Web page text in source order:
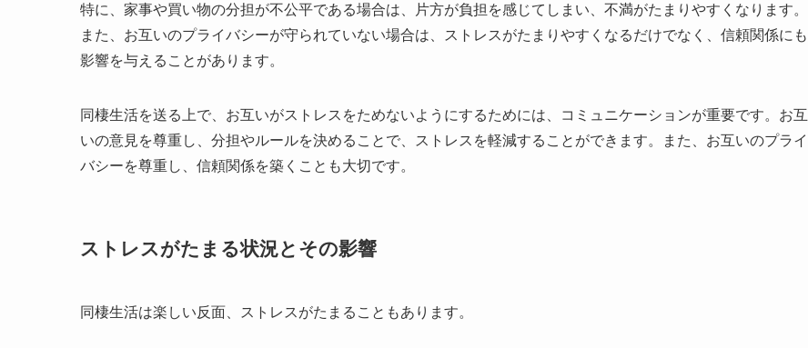
特に、家事や買い物の分担が不公平である場合は、片方が負担を感じてしまい、不満がたまりやすくなります。
また、お互いのプライバシーが守られていない場合は、ストレスがたまりやすくなるだけでなく、信頼関係にも
影響を与えることがあります。
同棲生活を送る上で、お互いがストレスをためないようにするためには、コミュニケーションが重要です。お互
いの意見を尊重し、分担やルールを決めることで、ストレスを軽減することができます。また、お互いのプライ
バシーを尊重し、信頼関係を築くことも大切です。
ストレスがたまる状況とその影響
同棲生活は楽しい反面、ストレスがたまることもあります。